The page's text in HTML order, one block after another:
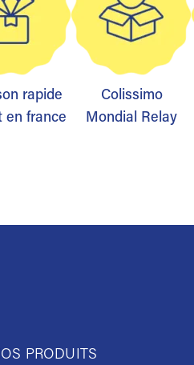
rapide
en france
Colissimo
Mondial Relay
PRODUITS